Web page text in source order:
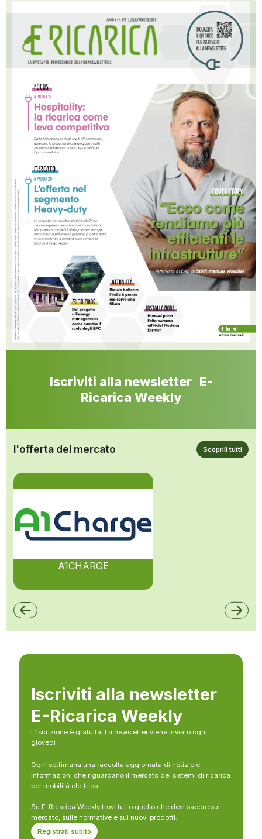
Iscriviti alla newsletter E-
Ricarica Weekly
l'offerta del mercato Scoprili tutti
A1CHARGE
Iscriviti alla newsletter
E-Ricarica Weekly
L’iscrizione è gratuita. La newsletter viene inviato ogni
giovedì
Ogni settimana una raccolta aggiornata di notizie e
informazioni che riguardano il mercato dei sistemi di ricarica
per mobilità elettrica.
Su E-Ricarica Weekly trovi tutto quello che devi sapere sul
mercato, sulle normative e sui nuovi prodotti.
Registrati subito